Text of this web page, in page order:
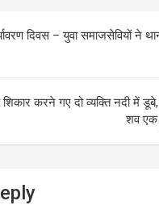
o
er k
दिवस – युवा समाजसेवियों ने
शिकार करने गए दो व्यक्ति नदी में
शव एक